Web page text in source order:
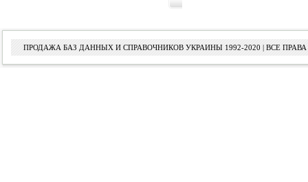
ПРОДАЖА БАЗ ДАННЫХ И СПРАВОЧНИКОВ УКРАИНЫ 1992-2020 | ВСЕ